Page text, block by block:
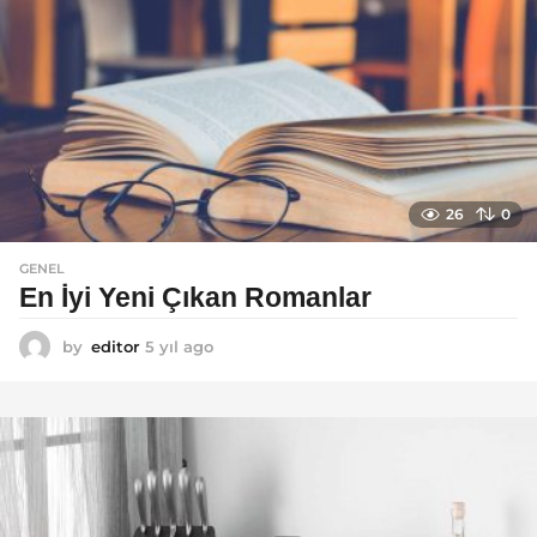
26 0
GENEL
En İyi Yeni Çıkan Romanlar
by editor 5 yıl ago
l